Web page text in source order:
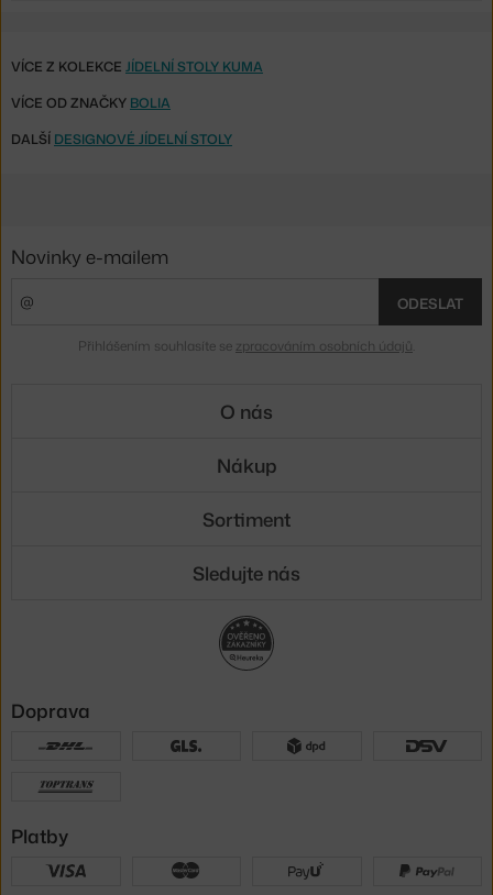
VÍCE Z KOLEKCE JÍDELNÍ STOLY KUMA
VÍCE OD ZNAČKY BOLIA
DALŠÍ DESIGNOVÉ JÍDELNÍ STOLY
Novinky e-mailem
ODESLAT
Přihlášením souhlasíte se zpracováním osobních údajů
O nás
Nákup
Sortiment
Sledujte nás
Doprava
Platby